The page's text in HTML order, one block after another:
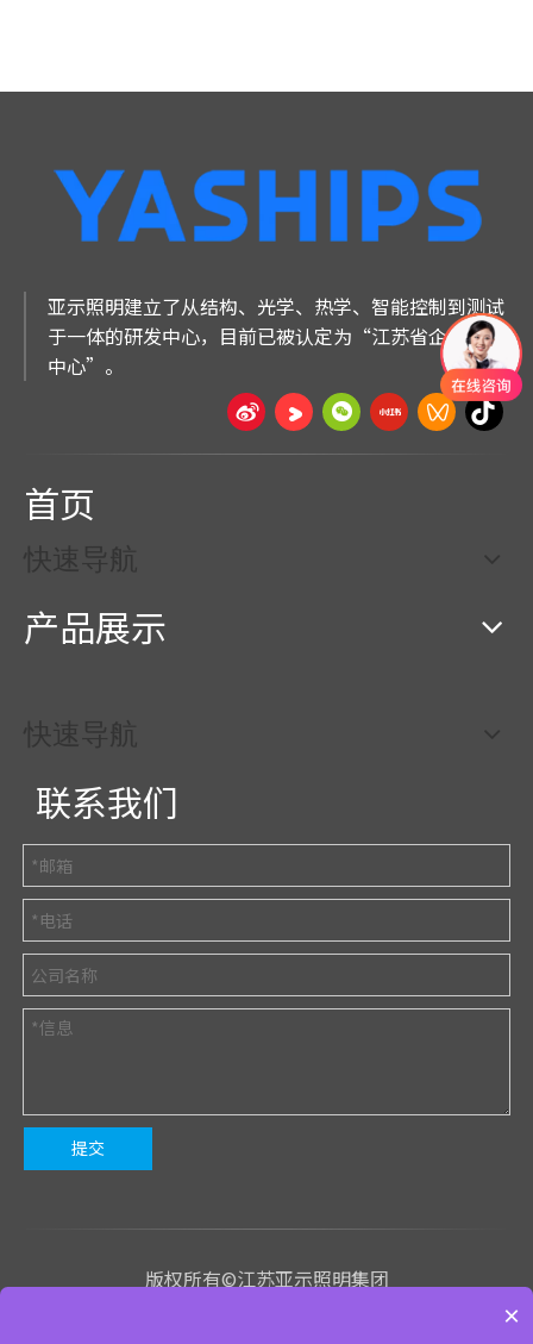
亚示照明建立了从结构、光学、热学、智能控制到测试
于一体的研发中心，目前已被认定为“江苏省企业技术
中心”。
首页
快速导航
产品展示
快速导航
联系我们
提交
版权所有©江苏亚示照明集团
×